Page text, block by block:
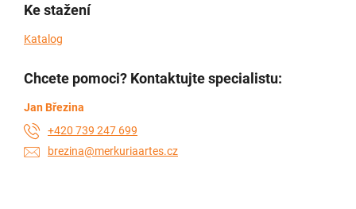
Ke stažení
Katalog
Chcete pomoci? Kontaktujte specialistu:
Jan Březina
+420 739 247 699
brezina@merkuriaartes.cz